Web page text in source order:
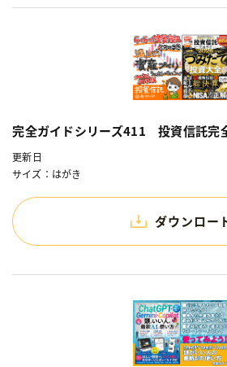
完全ガイドシリーズ411 投資信託完
更新日
サイズ：はがき
ダウンロー